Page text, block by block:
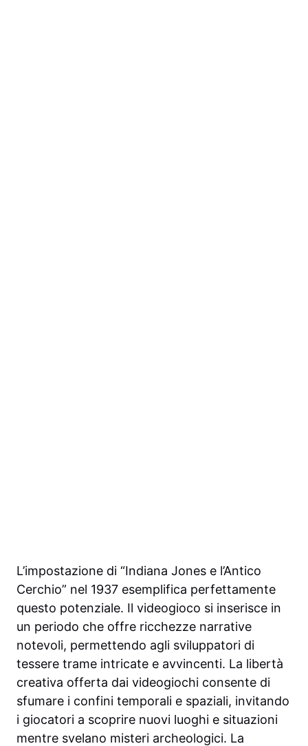
L’impostazione di “Indiana Jones e l’Antico
Cerchio” nel 1937 esemplifica perfettamente
questo potenziale. Il videogioco si inserisce in
un periodo che offre ricchezze narrative
notevoli, permettendo agli sviluppatori di
tessere trame intricate e avvincenti. La libertà
creativa offerta dai videogiochi consente di
sfumare i confini temporali e spaziali, invitando
i giocatori a scoprire nuovi luoghi e situazioni
mentre svelano misteri archeologici. La